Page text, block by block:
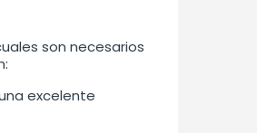
son necesarios
excelente